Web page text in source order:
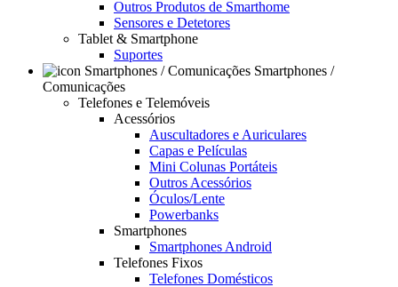
Outros Produtos de Smarthome
Sensores e Detetores
Tablet & Smartphone
Suportes
Smartphones /
Comunicações
Telefones e Telemóveis
Acessórios
Auscultadores e Auriculares
Capas e Películas
Mini Colunas Portáteis
Outros Acessórios
Óculos/Lente
Powerbanks
Smartphones
Smartphones Android
Telefones Fixos
Telefones Domésticos